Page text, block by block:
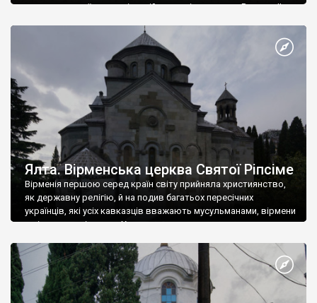
диктувати свої умови візантійському імператору Василю ІІ, та
Херсонесі Володимир-язичник, став Василем-християнином.
А потім було Хрещення Русі. На честь Херсонесу Таврійського
Ялта. Вірменська церква Святої Ріпсіме
Вірменія першою серед країн світу прийняла християнство,
як державну релігію, й на подив багатьох пересічних
українців, які усіх кавказців вважають мусульманами, вірмени
є відданими вірянами Христа